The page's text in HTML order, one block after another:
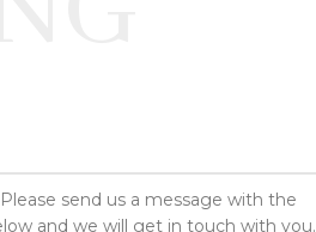
send us a message with the
and we will get in touch with you.